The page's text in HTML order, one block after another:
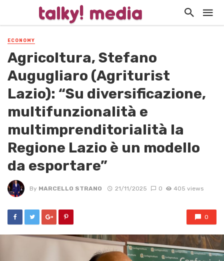
ECONOMY
Agricoltura, Stefano
Augugliaro (Agriturist
Lazio): “Su diversificazione,
multifunzionalità e
multimprenditorialità la
Regione Lazio è un modello
da esportare”
By MARCELLO STRANO 21/11/2025 0 405 views
0